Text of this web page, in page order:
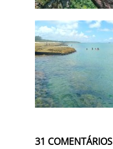
31 COMENTÁRIOS